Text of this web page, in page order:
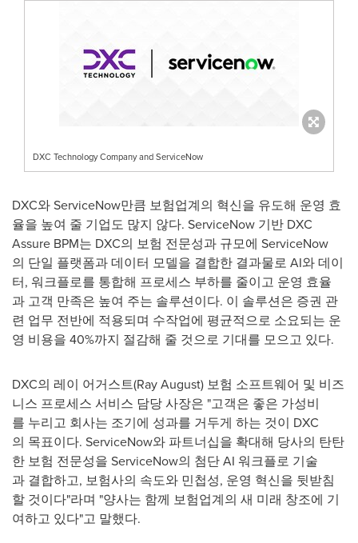
DXC Technology Company and ServiceNow
DXC와 ServiceNow만큼 보험업계의 혁신을 유도해 운영 효
율을 높여 줄 기업도 많지 않다. ServiceNow 기반 DXC
Assure BPM는 DXC의 보험 전문성과 규모에 ServiceNow
의 단일 플랫폼과 데이터 모델을 결합한 결과물로 AI와 데이
터, 워크플로를 통합해 프로세스 부하를 줄이고 운영 효율
과 고객 만족은 높여 주는 솔루션이다. 이 솔루션은 증권 관
련 업무 전반에 적용되며 수작업에 평균적으로 소요되는 운
영 비용을 40%까지 절감해 줄 것으로 기대를 모으고 있다.
DXC의 레이 어거스트(Ray August) 보험 소프트웨어 및 비즈
니스 프로세스 서비스 담당 사장은 "고객은 좋은 가성비
를 누리고 회사는 조기에 성과를 거두게 하는 것이 DXC
의 목표이다. ServiceNow와 파트너십을 확대해 당사의 탄탄
한 보험 전문성을 ServiceNow의 첨단 AI 워크플로 기술
과 결합하고, 보험사의 속도와 민첩성, 운영 혁신을 뒷받침
할 것이다"라며 "양사는 함께 보험업계의 새 미래 창조에 기
여하고 있다"고 말했다.